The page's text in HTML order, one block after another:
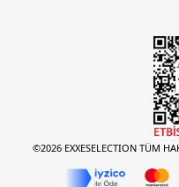
©2026 EXXESELECTION TÜM